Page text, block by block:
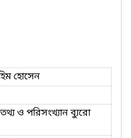
হোসেন
ও পরিসংখ্যান ব্যুরো